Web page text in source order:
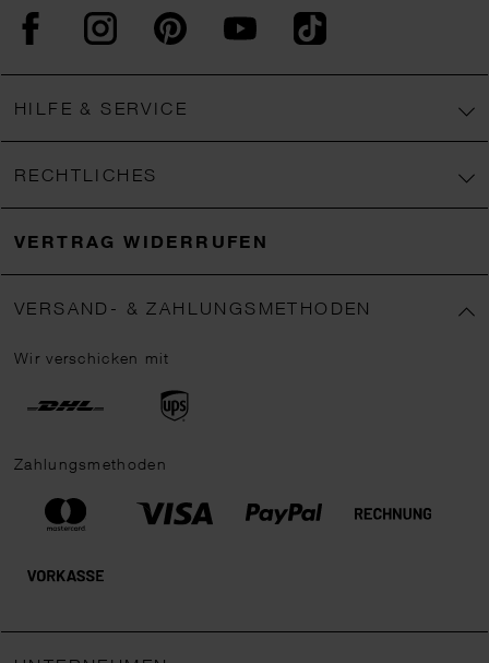
FacebookInstagram PinterestYouTubeTikTok
HILFE & SERVICE
RECHTLICHES
VERTRAG WIDERRUFEN
VERSAND- & ZAHLUNGSMETHODEN
Wir verschicken mit
Zahlungsmethoden